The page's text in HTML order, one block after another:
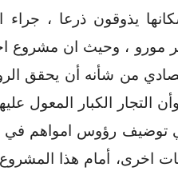
يذوقون ذرعا ،
عمر مورو ، وحيث ان مشروع
من شأنه أن يحقق
التجار الكبار المعول
توضيف رؤوس امواهم في
اخرى، أمام هذا